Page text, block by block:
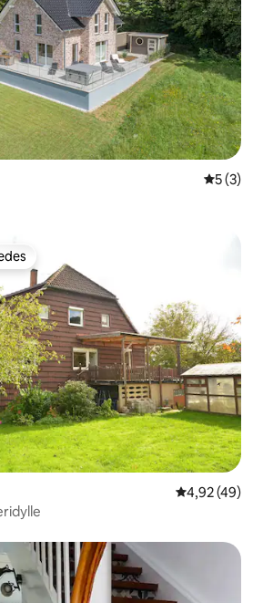
5 de
5 (3)
4,92 de uma
4,92 (49)